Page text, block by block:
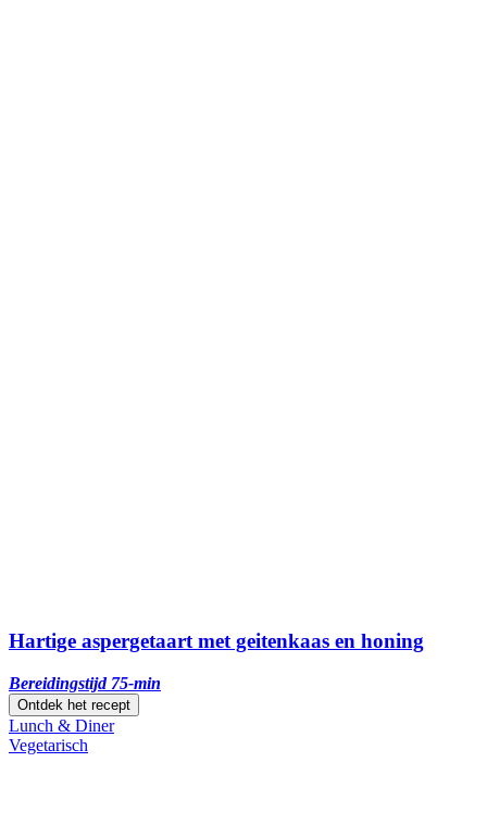
Hartige aspergetaart met geitenkaas en honing
Bereidingstijd 75-min
Ontdek het recept
Lunch & Diner
Vegetarisch